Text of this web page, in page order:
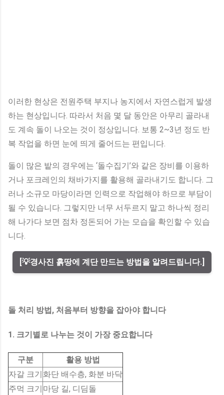
이러한 현상은 전원주택 부지나 농지에서 자연스럽게 발생
하는 현상입니다. 따라서 처음 몇 달 동안은 아무리 골라내
도 계속 돌이 나오는 것이 정상입니다. 보통 2~3년 정도 반
복 작업을 하면 눈에 띄게 줄어드는 편입니다.
돌이 많은 밭의 경우에는 ‘돌수집기’와 같은 장비를 이용하
거나 포크레인의 채바가지를 활용해 골라내기도 합니다. 그
러나 소규모 마당이라면 인력으로 작업해야 하므로 부담이
될 수 있습니다. 그렇지만 너무 서두르지 말고 하나씩 정리
해 나가다 보면 점차 정돈되어 가는 모습을 확인할 수 있습
니다.
[💡경사진 흙땅에 계단 만드는 방법을 알려드립니다.]
돌 처리 방법, 처음부터 방향을 잡아야 합니다
1. 크기별로 나누는 것이 가장 중요합니다
구분
활용 방법
자갈 크기 화단 배수층, 화분 바닥
주먹 크기 마당 길, 디딤돌